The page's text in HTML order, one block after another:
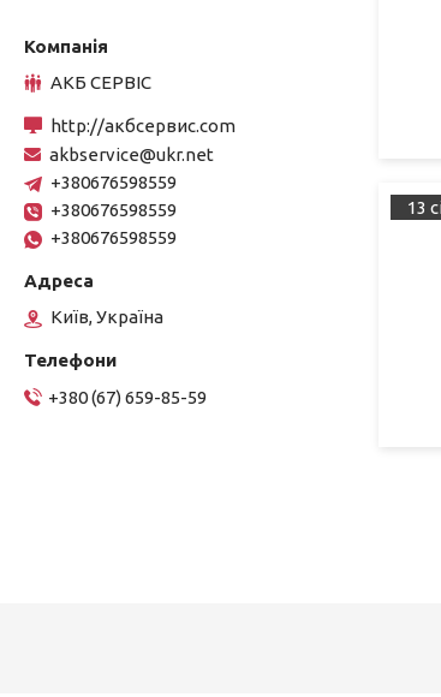
13
АКБ СЕРВІС
http://акбсервис.com
akbservice@ukr.net
+380676598559
+380676598559
+380676598559
Київ, Україна
+380 (67) 659-85-59